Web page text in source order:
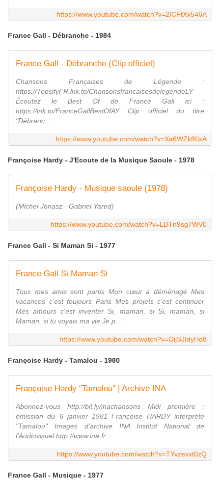
https://www.youtube.com/watch?v=2ICFtXx546A
France Gall - Débranche - 1984
France Gall - Débranche (Clip officiel)
Chansons Françaises de Légende :
https://TopsifyFR.lnk.to/ChansonsfrancaisesdelegendeLY
Écoutez le Best Of de France Gall ici :
https://lnk.to/FranceGallBestOfAY Clip officiel du titre
"Débranc...
https://www.youtube.com/watch?v=Xa6WZkfKlxA
Françoise Hardy - J'Ecoute de la Musique Saoule - 1978
Françoise Hardy - Musique saoule (1978)
(Michel Jonasz - Gabriel Yared)
https://www.youtube.com/watch?v=LDTn9sg7WV0
France Gall - Si Maman Si - 1977
France Gall Si Maman Si
Tous mes amis sont partis Mon cœur a déménagé Mes
vacances c'est toujours Paris Mes projets c'est continuer
Mes amours c'est inventer Si, maman, si Si, maman, si
Maman, si tu voyais ma vie Je p...
https://www.youtube.com/watch?v=OijSJIdyHo8
Françoise Hardy - Tamalou - 1980
Françoise Hardy "Tamalou" | Archive INA
Abonnez-vous http://bit.ly/inachansons Midi première :
émission du 6 janvier 1981 Françoise HARDY interprète
"Tamalou" Images d'archive INA Institut National de
l'Audiovisuel http://www.ina.fr
https://www.youtube.com/watch?v=TYvzexxt0zQ
France Gall - Musique - 1977